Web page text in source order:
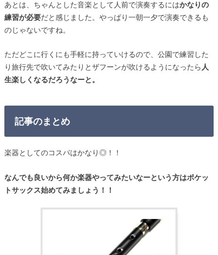
あとは、ちゃんとした音楽として人前で演奏するにはかなりの
練習が必要だと感じました。やっぱり一朝一夕で演奏できるも
のじゃないですね。
ただどこに行くにも手軽に持っていけるので、公園で練習した
り旅行先で吹いてみたりとザフーンが吹けるようになったら 人
生楽しくなるだろうなーと。
記事のまとめ
楽器としてのコスパはかなり◎！！
なんでも良いから何か楽器やってみたいなーという方はポケッ
トサックス始めてみましょう！！